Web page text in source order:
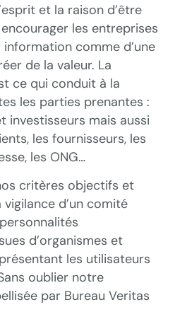
et la raison d’être
les entreprises
comme d’une
de la valeur. La
ce qui conduit à la
les parties prenantes :
investisseurs mais aussi
les fournisseurs, les
les ONG…
critères objectifs et
d’un comité
d’organismes et
les utilisateurs
oublier notre
par Bureau Veritas